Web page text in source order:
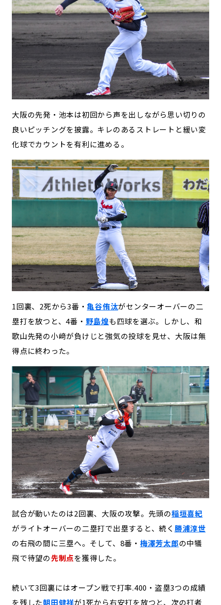
大阪の先発・池本は初回から声を出しながら思い切りの
良いピッチングを披露。キレのあるストレートと緩い変
化球でカウントを有利に進める。
1回裏、2死から3番・亀谷侑汰がセンターオーバーの二
塁打を放つと、4番・ 野島煌も四球を選ぶ。しかし、和
歌山先発の小﨑が負けじと強気の投球を見せ、大阪は無
得点に終わった。
試合が動いたのは2回裏、大阪の攻撃。先頭の稲垣喜紀
がライトオーバーの二塁打で出塁すると、続く 勝浦淳世
の右飛の間に三塁へ。そして、8番・ 梅澤芳太郎の中犠
飛で待望の先制点を獲得した。
続いて3回裏にはオープン戦で打率.400・盗塁3つの成績
を残した朝田健祥が1死から右安打を放つと、次の打者